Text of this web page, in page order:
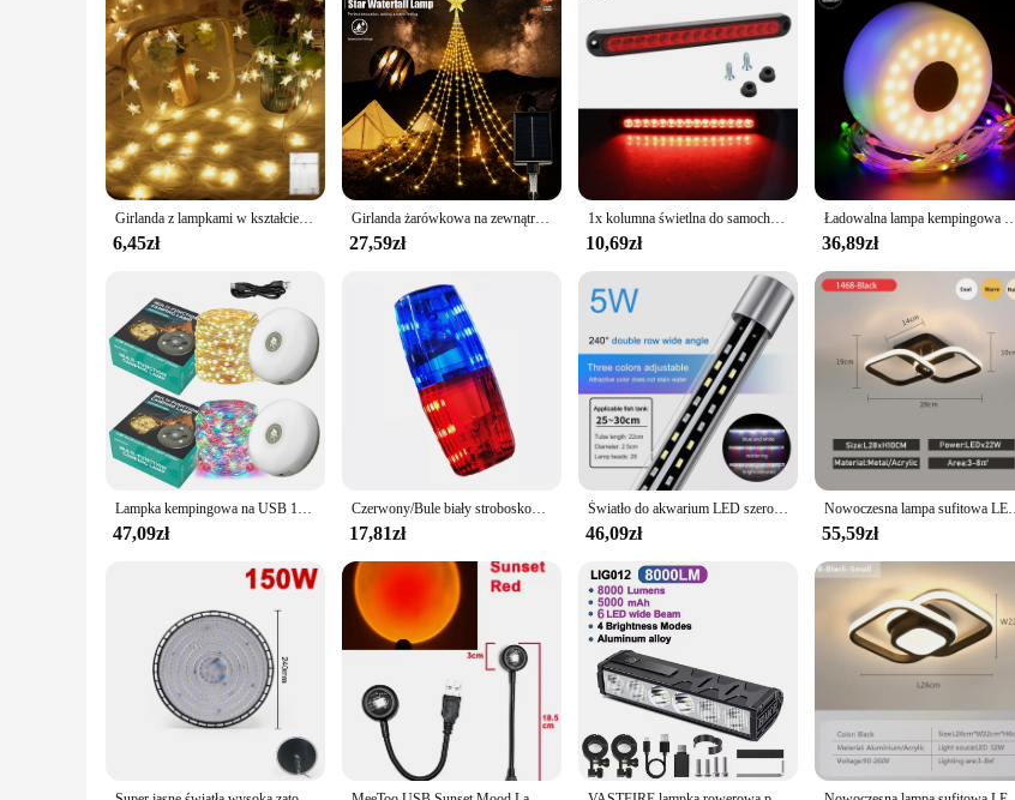
Features:
**Illuminate Your Celebrations**
The światełka gwiazdki, or star-shaped string lights, are the perfect accessory for creating a magical ambiance at any festive
celebration, these lights will add a touch of sparkle and charm to your decor. The star-shaped design is not only visually
energy-efficient LED bulbs ensure that your lighting is both environmentally friendly and cost-effective, allowing you to enjoy
electricity bills.
**Versatile and Convenient Lighting Solution**
These star-shaped string lights are not just for the holidays; they can be used throughout the year to add a festive touch to any
area or create a more intimate setting, depending on your needs. The wholesale and vendor pricing options make these lights an
season or for individuals who want to purchase in bulk for personal use. The durable plastic material ensures that the lights can
both indoor and outdoor settings.
**Effortless Setup and Maintenance**
Setting up the star-shaped string lights is a breeze, with no complex wiring or installation required. Simply unpack, plug in, and
lights are designed for easy maintenance, with LED bulbs that are less prone to burnout and can be easily replaced if needed. The
are evenly distributed, creating a consistent and captivating display. Whether you're a vendor looking to stock up for the holiday
home, these star-shaped string lights are the perfect choice.
Girlanda z lampkami w kształcie gwiazdek USB/zasilanie bateryjne bajkowe oświetlenie LED oświetlenie bożonarodzeniowe na imprezę wesele girlanda ozdoba na choinkę na zewnątrz
6,45zł
Girlanda żarówkowa na zewnątrz słoneczna, 280 gwiazda LED lampki 9 pasm 9,8 stopy wodospadu lampki choinkowe 8 trybów wodoodpornych dla wystrój ogrodu
27,59zł
1x kolumna świetlna do samochodu 15LED żarówki do samochodu ciężarówka SUV RV boczny znacznik hamulca lampy kierunkowskazu kierunkowskazy tylne światło ostrzegawcze 12v 24v
10,69zł
Ładowalna lampa kempingowa USB 10-metrowa girlanda żarówkowa Zewnętrzna lampa do namiotu RGB
36,89zł
Lampka kempingowa na USB 10-metrowa lampka namiot na zewnątrz lampka LED RGB nastrojowe oświetlenie XTE z haczyk z magnesem
47,09zł
Czerwony/Bule biały stroboskop lampa mocowana na klips sygnał ostrzegawczy ruchu migające światło ostrzeżenie bezpieczeństwo policja ramię skrzynia awaryjne światło
17,81zł
Światło do akwarium LED szerokokątna wodoodporna lampa do akwarium zanurzeniowa wysoka jasność RGB oświetlenie dekoracyjne do akwarium rosną rośliny 22-57cm
46,09zł
Nowoczesna lampa sufitowa LED do korytarza
55,59zł